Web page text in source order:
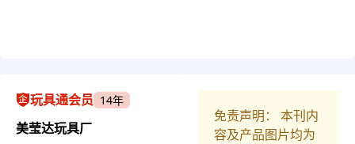
玩具通会员 14年
美莹达玩具厂
免责声明： 本刊内
容及产品图片均为